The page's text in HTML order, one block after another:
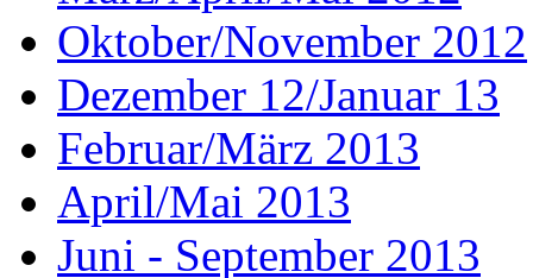
Oktober/November 2012
Dezember 12/Januar 13
Februar/März 2013
April/Mai 2013
Juni - September 2013